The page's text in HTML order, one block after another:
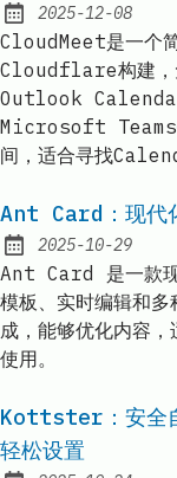
Published:
2025-12-08
CloudMeet是一个
Cloudflare构建，
Outlook Calendar
Microsoft Teams
间，适合寻找
Ant Card：现代
Published:
2025-10-29
Ant Card 是一款
模板、实时编辑和
成，能够优化内容
使用。
Kottster：安全
轻松设置